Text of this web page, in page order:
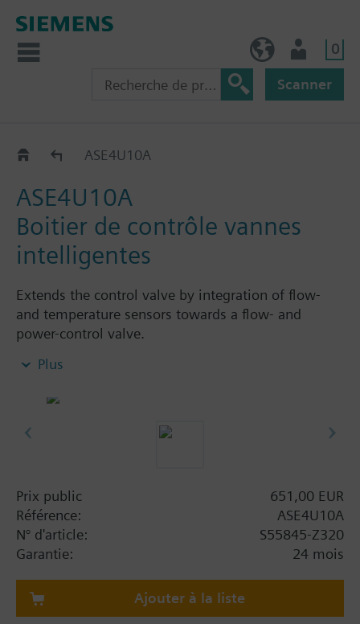
0
Scanner
AccessoiresASE4U10A
ASE4U10A
Boitier de contrôle vannes
intelligentes
Extends the control valve by integration of flow-
and temperature sensors towards a flow- and
power-control valve.
analog via 0/2...10V, 4...20 mA, or via BACnet IP or
via BACnet IP or into the Siemens Cloud.
Plus
Prix public
651,00 EUR
Référence:
ASE4U10A
N° d'article:
S55845-Z320
Garantie:
24 mois
Ajouter à la liste